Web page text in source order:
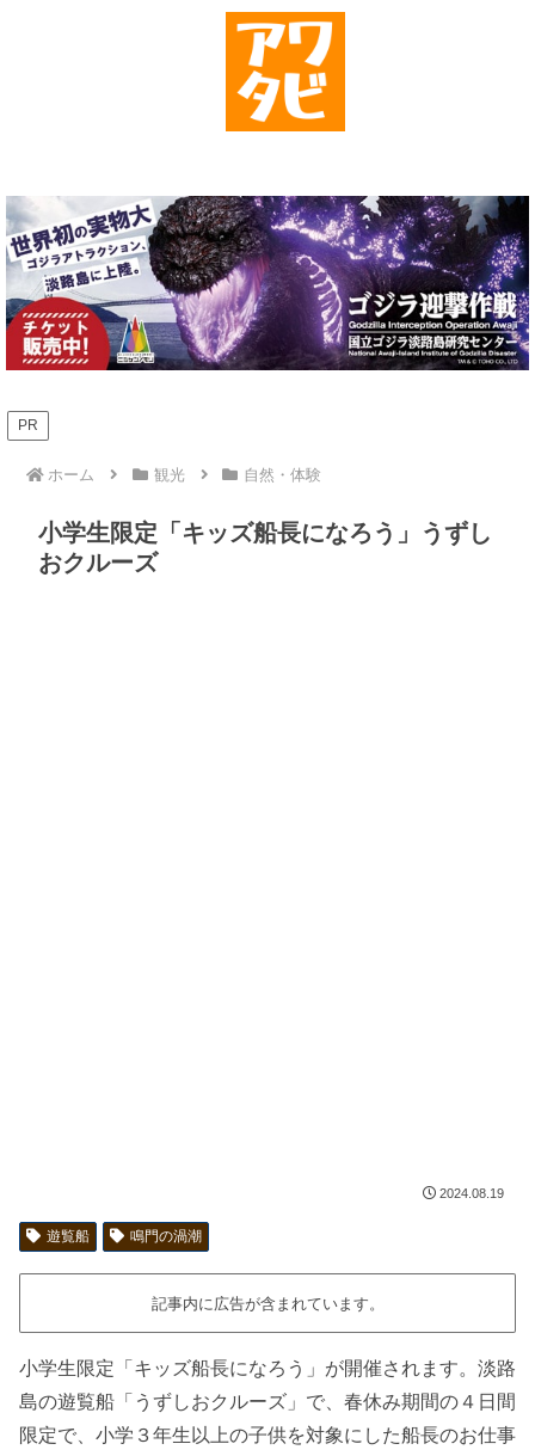
PR
ホーム 観光 自然・体験
小学生限定「キッズ船長になろう」うずし
おクルーズ
2024.08.19
遊覧船 鳴門の渦潮
記事内に広告が含まれています。
小学生限定「キッズ船長になろう」が開催されます。淡路
島の遊覧船「うずしおクルーズ」で、春休み期間の４日間
限定で、小学３年生以上の子供を対象にした船長のお仕事